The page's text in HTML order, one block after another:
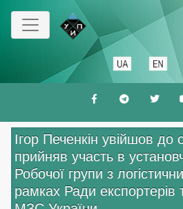
Перейти
основного
Ігор Печенкін увійшов до
прийняв участь в
Робочої групи з
рамках Ради експортерів